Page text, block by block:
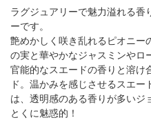
ラグジュアリーで魅力溢れる香
ーです。
艶めかしく咲き乱れるピオニー
の実と華やかなジャスミンやロ
官能的なスエードの香りと溶け
ド。温かみを感じさせるスエー
は、透明感のある香りが多いジ
とくに魅惑的！